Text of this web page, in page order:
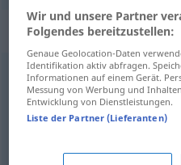
Synonyme für
schimpfen,fluchen,zetern,
(ugs.)
räsonieren,(sich) beklagen
Wir und unsere Partner
Folgendes bereitzustellen:
Genaue Geolocation-Daten
Identifikation aktiv abfragen.
Informationen auf einem Gerät.
Messung von Werbung und
Entwicklung von Dienstleistungen.
Liste der Partner (Lieferanten)